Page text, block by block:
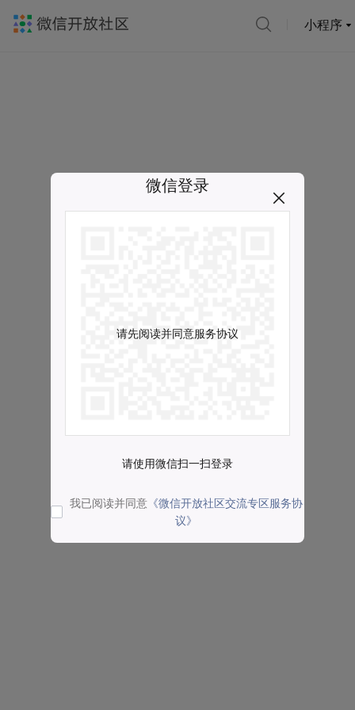
小程序
微信登录
请先阅读并同意服务协议
请使用微信扫一扫登录
我已阅读并同意 《微信开放社区交流专区服务协
议》